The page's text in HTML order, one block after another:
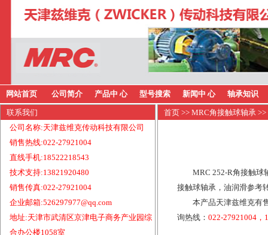
网站首页 公司简介 产品中 心 型号搜索 新闻中 心 轴承知识
联系我们
公司名称:天津兹维克传动科技有限公司
销售热线:022-27921004
直线手机:18522218543
技术支持:13821920480
销售传真:022-27921004
企业邮箱:526297977@qq.com
地址:天津市武清区京津电子商务产业园综
合办公楼1058室
首页 >> MRC角接触球轴承
MRC 252-R角接触球
接触球轴承，油润滑参考
本产品天津兹维克有
询热线：022-27921004，